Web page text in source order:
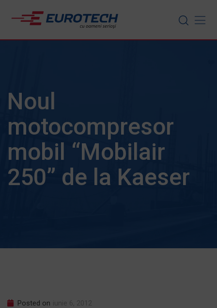
Noul
motocompresor
mobil “Mobilair
250” de la Kaeser
Posted on